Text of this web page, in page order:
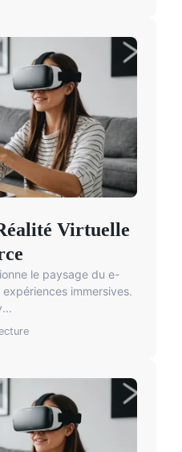
Virtuelle
le paysage du e-
immersives.